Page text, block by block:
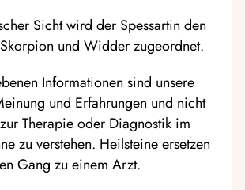
Sicht wird der Spessartin den
und Widder zugeordnet.
Informationen sind unsere
und Erfahrungen und nicht
Therapie oder Diagnostik im
zu verstehen. Heilsteine ersetzen
Gang zu einem Arzt.